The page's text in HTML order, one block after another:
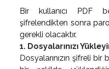
Bir kullanıcı PDF
şifrelendikten sonra
gerekli olacaktır.
1. Dosyalarınızı
Dosyalarınızın şifreli